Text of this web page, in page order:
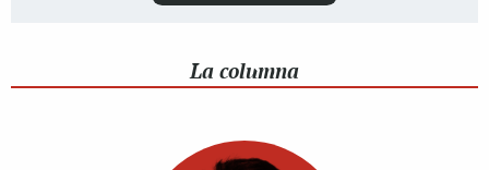
La columna